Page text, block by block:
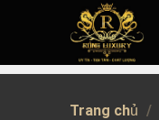
Trang chủ /